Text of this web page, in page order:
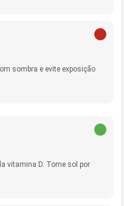
sombra e evite exposição
vitamina D. Tome sol por